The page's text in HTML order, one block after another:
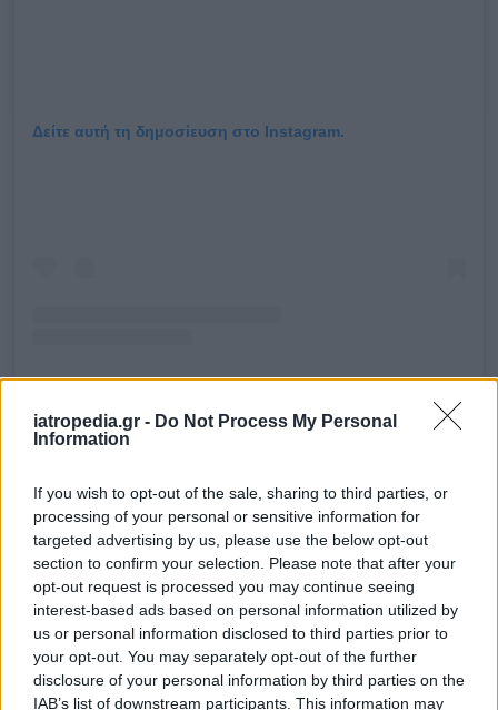
iatropedia.gr - Do Not Process My Personal
Information
If you wish to opt-out of the sale, sharing to third parties, or
processing of your personal or sensitive information for
targeted advertising by us, please use the below opt-out
section to confirm your selection. Please note that after your
opt-out request is processed you may continue seeing
interest-based ads based on personal information utilized by
us or personal information disclosed to third parties prior to
your opt-out. You may separately opt-out of the further
disclosure of your personal information by third parties on the
IAB’s list of downstream participants. This information may
Δείτε αυτή τη δημοσίευση στο Instagram.
Η δημοσίευση κοινοποιήθηκε από το χρήστη Dimitra
Στο μήνυμά της ευχαρίστησε τον κόσμο για την
αγάπη και τη στήριξη που της δείχνει,
τονίζοντας πως η υγεία, σωματική και ψυχική,
αποτελεί το σημαντικότερο αγαθό στη ζωή.
Παράλληλα, κάλεσε τους ακολούθους της να μην
ανησυχούν, διαβεβαιώνοντας ότι όλα